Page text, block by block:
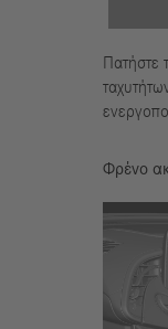
Πατήστε
Φρένο